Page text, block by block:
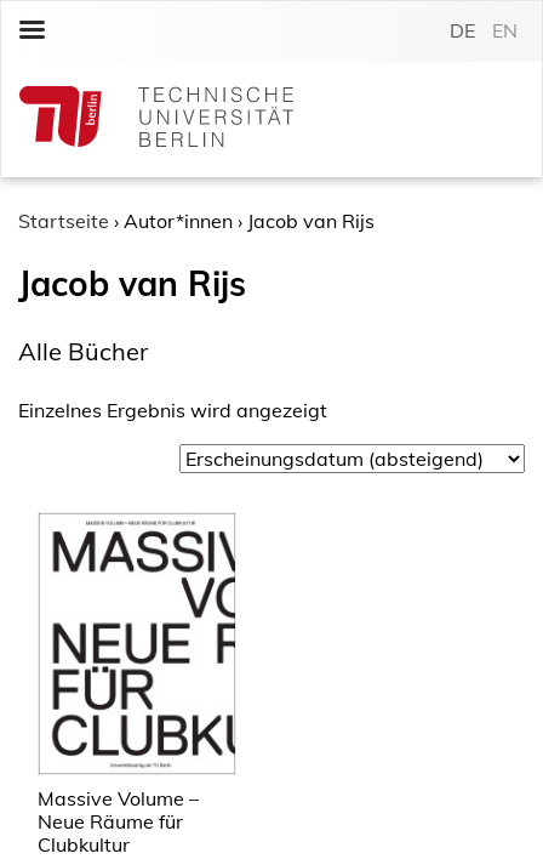
c
DE EN
Startseite › Autor*innen › Jacob van Rijs
Jacob van Rijs
Alle Bücher
Einzelnes Ergebnis wird angezeigt
Massive Volume –
Neue Räume für
Clubkultur